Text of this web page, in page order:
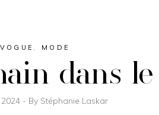
MODE
dans le
By Stéphanie Laskar